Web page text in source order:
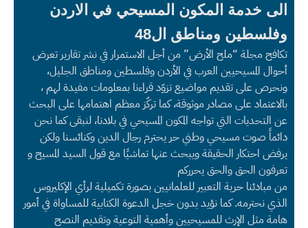
الى خدمة المكون المسيحي في الاردن
وفلسطين ومناطق ال48
تكافح مجلة “ملح الأرض” من أجل الاستمرار في نشر تقارير تعرض
أحوال المسيحيين العرب في الأردن وفلسطين ومناطق الجليل،
ونحرص على تقديم مواضيع تزوّد قراءنا بمعلومات مفيدة لهم ،
بالاعتماد على مصادر موثوقة، كما تركّز معظم اهتمامها على البحث
عن التحديات التي تواجه المكون المسيحي في بلادنا، لنبقى كما نحن
دائماً صوت مسيحي وطني حر يحترم رجال الدين وكنائسنا ولكن
يرفض احتكار الحقيقة ويبحث عنها تماشيًا مع قول السيد المسيح و
تعرفون الحق والحق يحرركم
من مبادئنا حرية التعبير للعلمانيين بصورة تكميلية لرأي الإكليروس
الذي نحترمه. كما نؤيد بدون خجل الدعوة الكتابية للمساواة في أمور
هامة مثل الإرث للمسيحيين وأهمية التوعية وتقديم النصح